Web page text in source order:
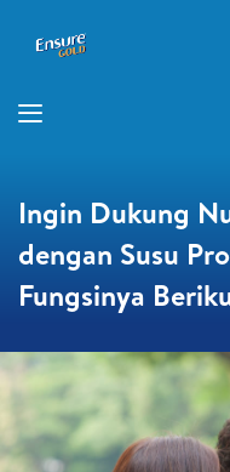
Ingin Dukung
dengan Susu
Fungsinya